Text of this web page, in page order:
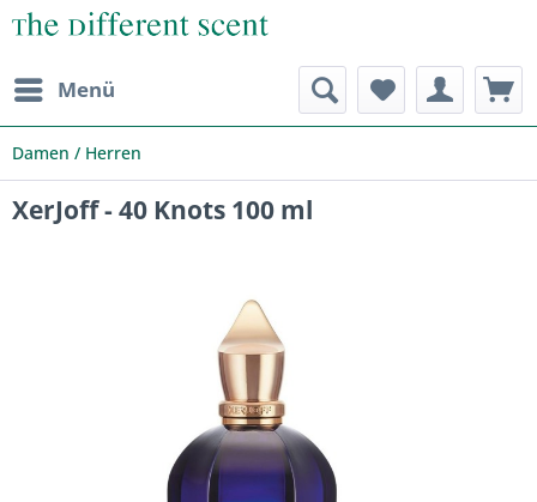
Menü
Damen / Herren
XerJoff - 40 Knots 100 ml